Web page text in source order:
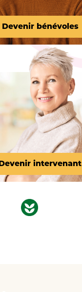
Devenir bénévoles
Devenir intervenant